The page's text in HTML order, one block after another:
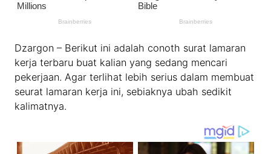
Dzargon – Berikut ini adalah conoth surat lamaran
kerja terbaru buat kalian yang sedang mencari
pekerjaan. Agar terlihat lebih serius dalam membuat
seurat lamaran kerja ini, sebiaknya ubah sedikit
kalimatnya.